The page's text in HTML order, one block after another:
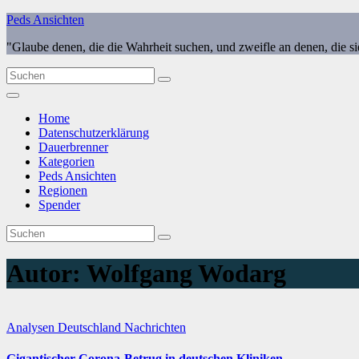
Zum
springen
Peds Ansichten
"Glaube denen, die die Wahrheit suchen, und zweifle an denen, die
Home
Datenschutzerklärung
Dauerbrenner
Kategorien
Peds Ansichten
Regionen
Spender
Autor: Wolfgang Wodarg
Analysen Deutschland Nachrichten